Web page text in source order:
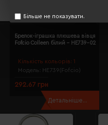
Більше не показувати.
Кількість кольорів: 1
Модель: HE739(Fofcio)
Брелок-іграшка плюшева вівця
Fofcio Colleen білий - HE739-02
292.67 грн
Детальніше...